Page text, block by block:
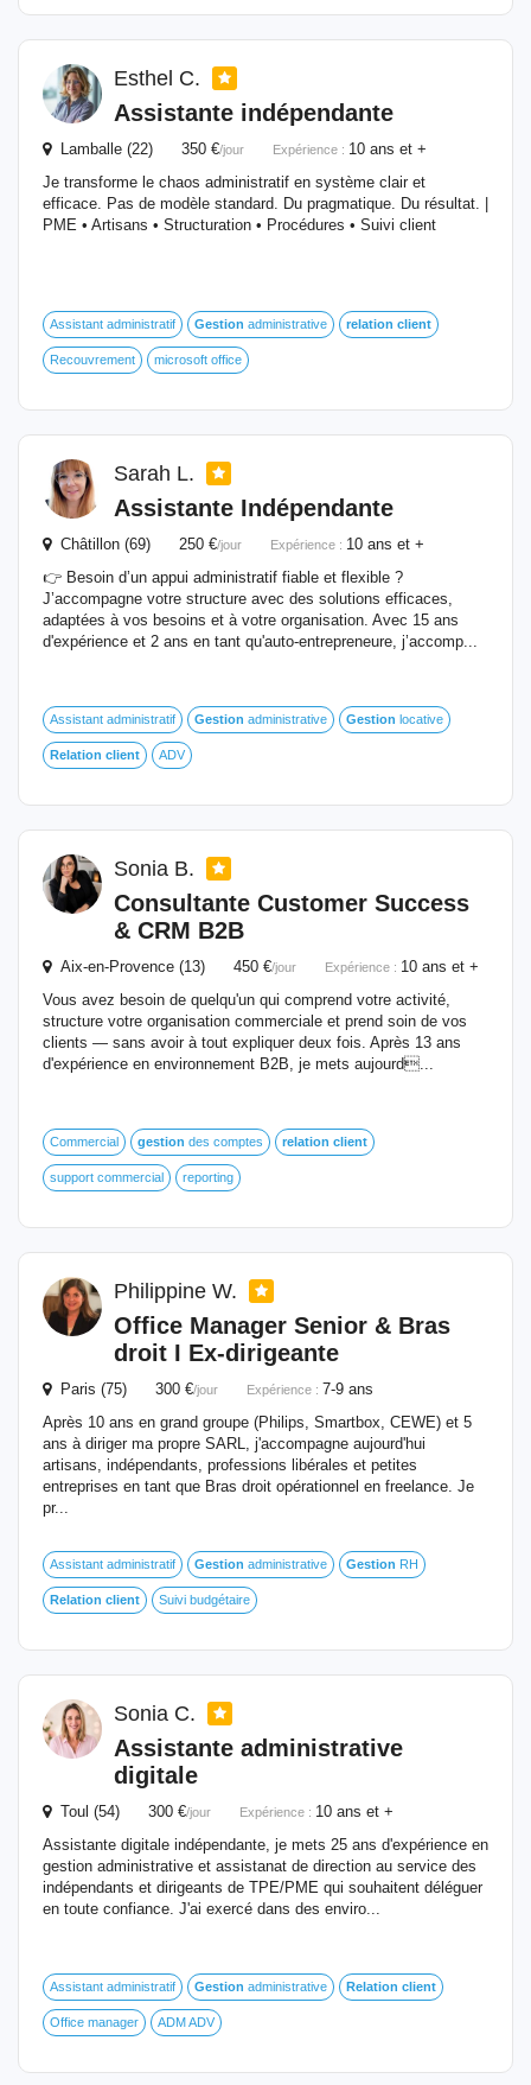
Esthel C.
Assistante indépendante
Lamballe (22) 350 €/jour Expérience : 10 ans et +
Je transforme le chaos administratif en système clair et
efficace. Pas de modèle standard. Du pragmatique. Du résultat. |
PME • Artisans • Structuration • Procédures • Suivi client
Assistant administratif Gestion administrative relation client
Recouvrement microsoft office
Sarah L.
Assistante Indépendante
Châtillon (69) 250 €/jour Expérience : 10 ans et +
👉 Besoin d’un appui administratif fiable et flexible ?
J’accompagne votre structure avec des solutions efficaces,
adaptées à vos besoins et à votre organisation. Avec 15 ans
d'expérience et 2 ans en tant qu'auto-entrepreneure, j’accomp...
Assistant administratif Gestion administrative Gestion locative
Relation client ADV
Sonia B.
Consultante Customer Success
& CRM B2B
Aix-en-Provence (13) 450 €/jour Expérience : 10 ans et +
Vous avez besoin de quelqu'un qui comprend votre activité,
structure votre organisation commerciale et prend soin de vos
clients — sans avoir à tout expliquer deux fois. Après 13 ans
d'expérience en environnement B2B, je mets aujourd...
Commercial gestion des comptes relation client
support commercial reporting
Philippine W.
Office Manager Senior & Bras
droit I Ex-dirigeante
Paris (75) 300 €/jour Expérience : 7-9 ans
Après 10 ans en grand groupe (Philips, Smartbox, CEWE) et 5
ans à diriger ma propre SARL, j'accompagne aujourd'hui
artisans, indépendants, professions libérales et petites
entreprises en tant que Bras droit opérationnel en freelance. Je
pr...
Assistant administratif Gestion administrative Gestion RH
Relation client Suivi budgétaire
Sonia C.
Assistante administrative
digitale
Toul (54) 300 €/jour Expérience : 10 ans et +
Assistante digitale indépendante, je mets 25 ans d'expérience en
gestion administrative et assistanat de direction au service des
indépendants et dirigeants de TPE/PME qui souhaitent déléguer
en toute confiance. J'ai exercé dans des enviro...
Assistant administratif Gestion administrative Relation client
Office manager ADM ADV